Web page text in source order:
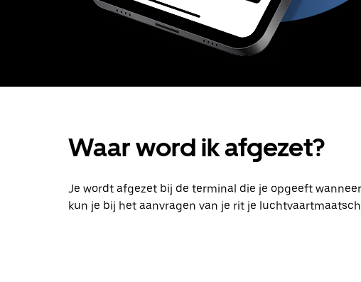
Waar word ik afgezet?
Je wordt afgezet bij de terminal die je opgeeft
kun je bij het aanvragen van je rit je